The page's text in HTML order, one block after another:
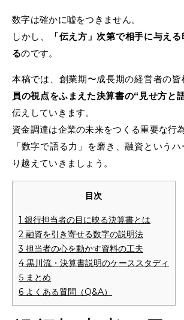
数字は確かに嘘をつきません。
しかし、
「伝え方」次第で相手に与え
るのです。
本稿では、創業期〜成長期の経営者の皆
員の視点をふまえた決算書の“見せ方と
伝えしていきます。
資金調達は企業の未来をつくる重要な行為
「数字で語る力」を磨き、融資という
り越えていきましょう。
目次
1 銀行担当者の目に映る決算書とは
2 融資を引き寄せる数字の説明法
3 担当者の心を動かす資料の工夫
4 黒川流・決算書説明のケーススタディ
5 まとめ
6 よくある質問（Q&A）